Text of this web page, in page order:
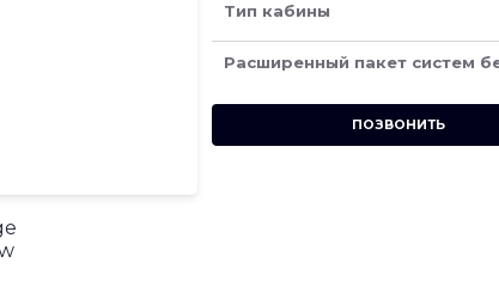
Тип кабины
Расширенный пакет систем
ПОЗВОНИТЬ